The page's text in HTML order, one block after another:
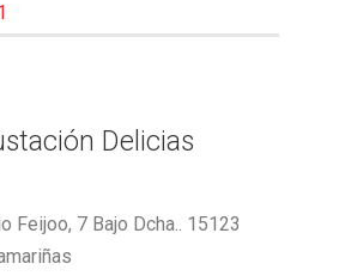
Delicias
Feijoo, 7 Bajo Dcha.. 15123